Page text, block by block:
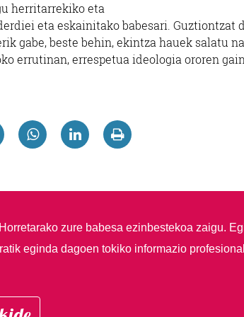
herritarrekiko eta
eta eskainitako babesari. Guztiontzat
gabe, beste behin, ekintza hauek salatu
errutinan, errespetua ideologia ororen
Horretarako zure babesa ezinbestekoa zaigu.
eginda dagoen tokiko informazio